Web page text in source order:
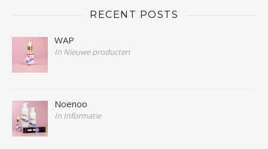
RECENT POSTS
WAP
In Nieuwe producten
Noenoo
In Informatie